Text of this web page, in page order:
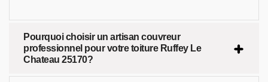
Pourquoi choisir un artisan couvreur
professionnel pour votre toiture Ruffey Le
Chateau 25170?